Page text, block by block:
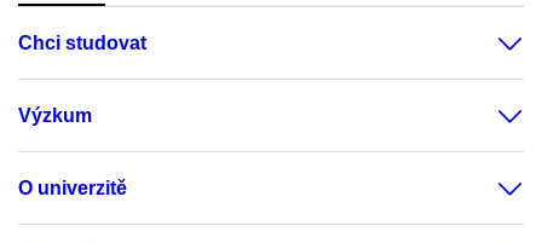
Chci studovat
Výzkum
O univerzitě